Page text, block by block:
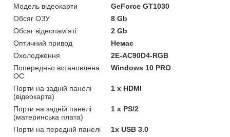
Модель відеокарти
GeForce GT1030
Обсяг ОЗУ
8 Gb
Обсяг відеопам'яті
2 Gb
Оптичний привод
Немає
Охолодження
2E-AC90D4-RGB
Попередньо встановлена
ОС
Windows 10 PRO
Порти на задній панелі
(відеокарта)
1 x HDMI
Порти на задній панелі
(материнська плата)
1 x PS/2
Порти на передній панелі
1x USB 3.0